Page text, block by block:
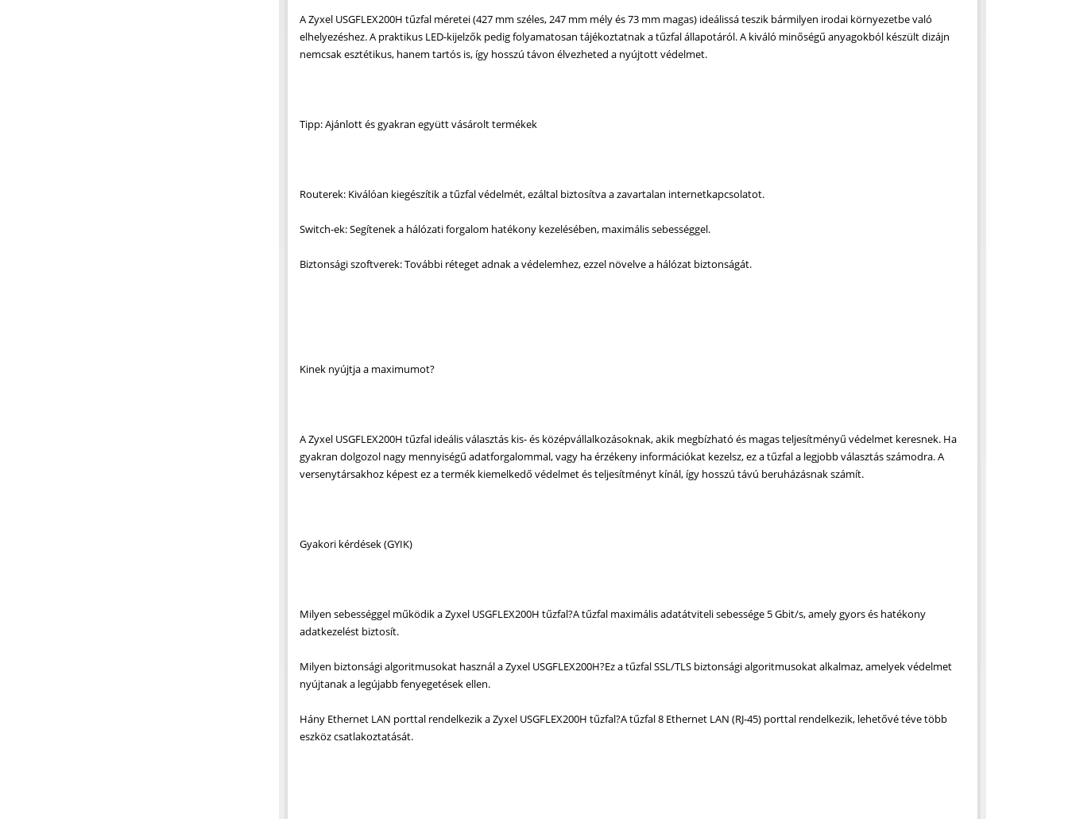
A Zyxel USGFLEX200H tűzfal méretei (427 mm széles, 247 mm mély és 73 mm magas) ideálissá teszik bármilyen irodai környezetbe való
elhelyezéshez. A praktikus LED-kijelzők pedig folyamatosan tájékoztatnak a tűzfal állapotáról. A kiváló minőségű anyagokból készült dizájn
nemcsak esztétikus, hanem tartós is, így hosszú távon élvezheted a nyújtott védelmet.
Tipp: Ajánlott és gyakran együtt vásárolt termékek
Routerek: Kiválóan kiegészítik a tűzfal védelmét, ezáltal biztosítva a zavartalan internetkapcsolatot.
Switch-ek: Segítenek a hálózati forgalom hatékony kezelésében, maximális sebességgel.
Biztonsági szoftverek: További réteget adnak a védelemhez, ezzel növelve a hálózat biztonságát.
Kinek nyújtja a maximumot?
A Zyxel USGFLEX200H tűzfal ideális választás kis- és középvállalkozásoknak, akik megbízható és magas teljesítményű védelmet keresnek. Ha
gyakran dolgozol nagy mennyiségű adatforgalommal, vagy ha érzékeny információkat kezelsz, ez a tűzfal a legjobb választás számodra. A
versenytársakhoz képest ez a termék kiemelkedő védelmet és teljesítményt kínál, így hosszú távú beruházásnak számít.
Gyakori kérdések (GYIK)
Milyen sebességgel működik a Zyxel USGFLEX200H tűzfal?A tűzfal maximális adatátviteli sebessége 5 Gbit/s, amely gyors és hatékony
adatkezelést biztosít.
Milyen biztonsági algoritmusokat használ a Zyxel USGFLEX200H?Ez a tűzfal SSL/TLS biztonsági algoritmusokat alkalmaz, amelyek védelmet
nyújtanak a legújabb fenyegetések ellen.
Hány Ethernet LAN porttal rendelkezik a Zyxel USGFLEX200H tűzfal?A tűzfal 8 Ethernet LAN (RJ-45) porttal rendelkezik, lehetővé téve több
eszköz csatlakoztatását.